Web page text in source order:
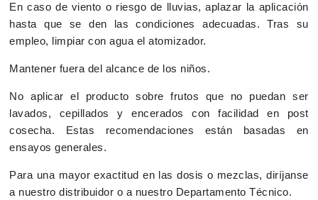
En caso de viento o riesgo de lluvias, aplazar la aplicación
hasta que se den las condiciones adecuadas. Tras su
empleo, limpiar con agua el atomizador.
Mantener fuera del alcance de los niños.
No aplicar el producto sobre frutos que no puedan ser
lavados, cepillados y encerados con facilidad en post
cosecha. Estas recomendaciones están basadas en
ensayos generales.
Para una mayor exactitud en las dosis o mezclas, diríjanse
a nuestro distribuidor o a nuestro Departamento Técnico.